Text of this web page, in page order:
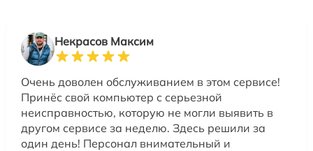
Некрасов Максим
Очень доволен обслуживанием в этом сервисе!
Принёс свой компьютер с серьезной
неисправностью, которую не могли выявить в
другом сервисе за неделю. Здесь решили за
один день! Персонал внимательный и